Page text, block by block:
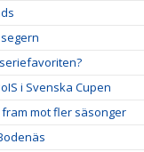
i Svenska Cupen
fram mot fler säsonger